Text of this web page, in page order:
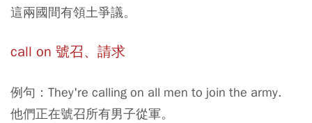
這兩國間有領土爭議。
call on 號召、請求
例句：They're calling on all men to join the army.
他們正在號召所有男子從軍。